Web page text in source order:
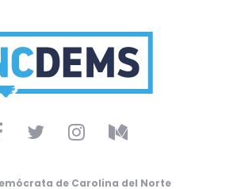
de Carolina del Norte